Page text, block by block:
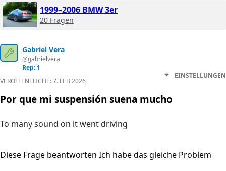
1999–2006 BMW 3er
20 Fragen
Gabriel Vera
@gabrielvera
Rep: 1
VERÖFFENTLICHT:7. FEB 2026
EINSTELLUNGEN
Por que mi suspensión suena mucho
To many sound on it went driving
Diese Frage beantworten Ich habe das gleiche Problem